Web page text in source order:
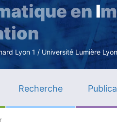
en I
Lyon 1 / Université Lumière
Recherche